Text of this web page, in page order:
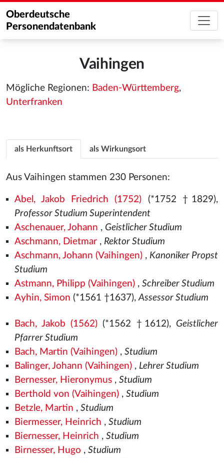
Oberdeutsche
Personendatenbank
Vaihingen
Mögliche Regionen: Baden-Württemberg,
Unterfranken
als Herkunftsort als Wirkungsort
Aus Vaihingen stammen 230 Personen:
Abel, Jakob Friedrich (1752) (*1752 †1829),
Professor Studium Superintendent
Aschenauer, Johann , Geistlicher Studium
Aschmann, Dietmar, Rektor Studium
Aschmann, Johann (Vaihingen), Kanoniker Propst
Studium
Astmann, Philipp (Vaihingen), Schreiber Studium
Ayhin, Simon (*1561 †1637),Assessor Studium
Bach, Jakob (1562) (*1562 †1612), Geistlicher
Pfarrer Studium
Bach, Martin (Vaihingen), Studium
Balinger, Johann (Vaihingen), Lehrer Studium
Bernesser, Hieronymus, Studium
Berthold von (Vaihingen), Studium
Betzle, Martin , Studium
Biermesser, Heinrich , Studium
Biernesser, Heinrich , Studium
Birnesser, Hugo , Studium